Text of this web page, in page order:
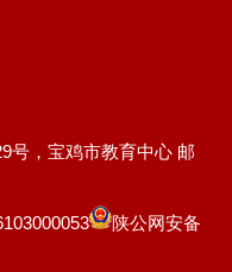
号，宝鸡市教育中心 邮
陕公网安备